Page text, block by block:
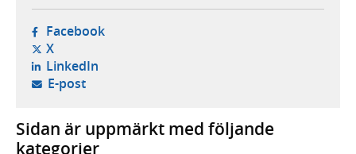
Facebook- öppnas i ny flik, extern webbplats,
X- öppnas i ny flik, extern webbplats,
LinkedIn- öppnas i ny flik, extern webbplats,
E-post- öppnar din e-postklient,
Sidan är uppmärkt med följande
kategorier